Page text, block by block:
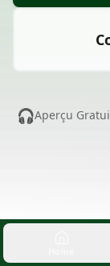
🎧Aperçu